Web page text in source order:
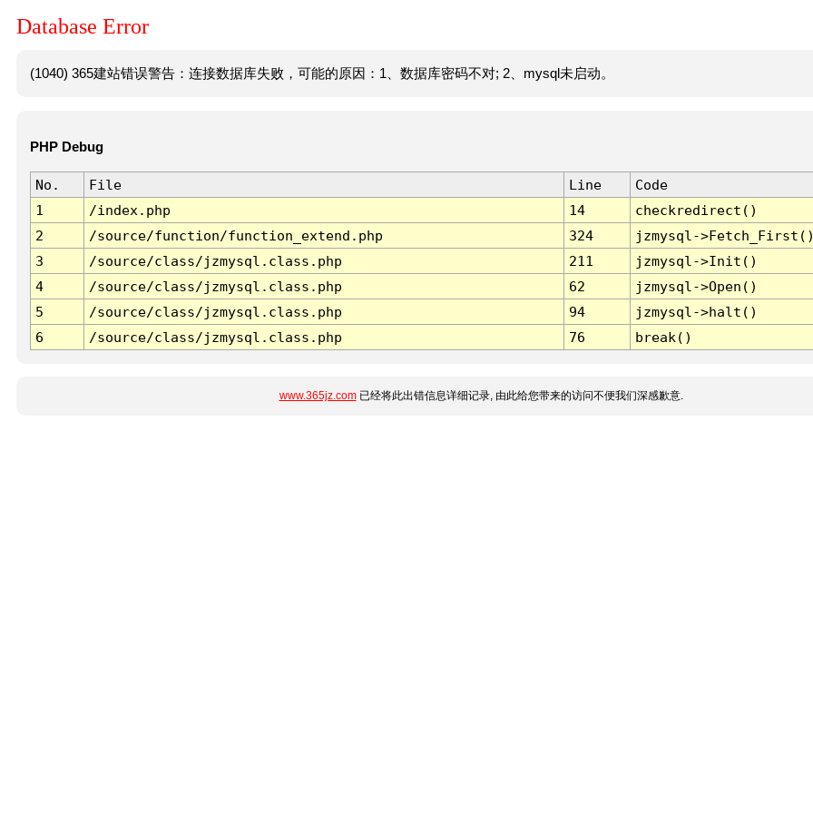
Database Error
(1040) 365建站错误警告：连接数据库失败，可能的原因：1、数据库密码不对; 2、mysql未启动。
PHP Debug
No. File Line
Code
1
/index.php 14
checkredirect()
2
/source/function/function_extend.php 324
jzmysql-
3
/source/class/jzmysql.class.php 211
jzmysql->Init()
4
/source/class/jzmysql.class.php 62
jzmysql->Open()
5
/source/class/jzmysql.class.php 94
jzmysql->halt()
6
/source/class/jzmysql.class.php 76 break()
www.365jz.com已经将此出错信息详细记录, 由此给您带来的访问不便我们深感歉意.